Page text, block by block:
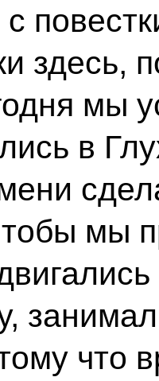
здесь,
мы
в
мы
что